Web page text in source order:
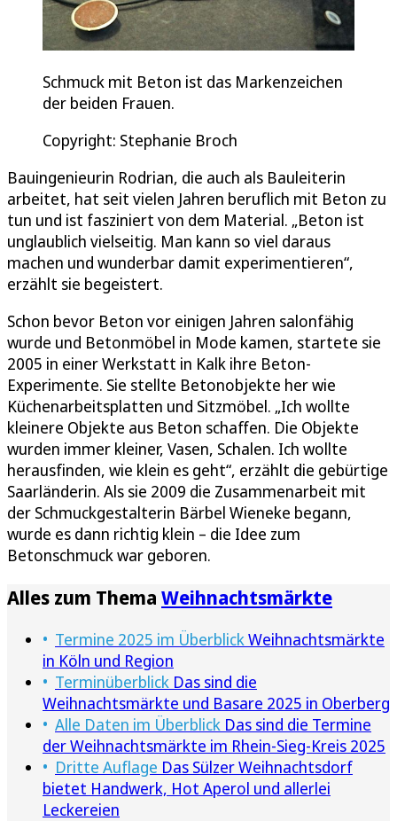
Schmuck mit Beton ist das Markenzeichen
der beiden Frauen.
Copyright: Stephanie Broch
Bauingenieurin Rodrian, die auch als Bauleiterin
arbeitet, hat seit vielen Jahren beruflich mit Beton zu
tun und ist fasziniert von dem Material. „Beton ist
unglaublich vielseitig. Man kann so viel daraus
machen und wunderbar damit experimentieren“,
erzählt sie begeistert.
Schon bevor Beton vor einigen Jahren salonfähig
wurde und Betonmöbel in Mode kamen, startete sie
2005 in einer Werkstatt in Kalk ihre Beton-
Experimente. Sie stellte Betonobjekte her wie
Küchenarbeitsplatten und Sitzmöbel. „Ich wollte
kleinere Objekte aus Beton schaffen. Die Objekte
wurden immer kleiner, Vasen, Schalen. Ich wollte
herausfinden, wie klein es geht“, erzählt die gebürtige
Saarländerin. Als sie 2009 die Zusammenarbeit mit
der Schmuckgestalterin Bärbel Wieneke begann,
wurde es dann richtig klein – die Idee zum
Betonschmuck war geboren.
Alles zum Thema Weihnachtsmärkte
Termine 2025 im ÜberblickWeihnachtsmärkte
in Köln und Region
Terminüberblick Das sind die
Weihnachtsmärkte und Basare 2025 in Oberberg
Alle Daten im Überblick Das sind die Termine
der Weihnachtsmärkte im Rhein-Sieg-Kreis 2025
Dritte Auflage Das Sülzer Weihnachtsdorf
bietet Handwerk, Hot Aperol und allerlei
Leckereien